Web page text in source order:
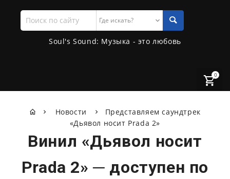
Поиск
по
сайту
Soul's Sound: Музыка - это любовь
0
Новости
Представляем саундтрек
«Дьявол носит Prada 2»
Винил «Дьявол носит
Prada 2» ─ доступен по